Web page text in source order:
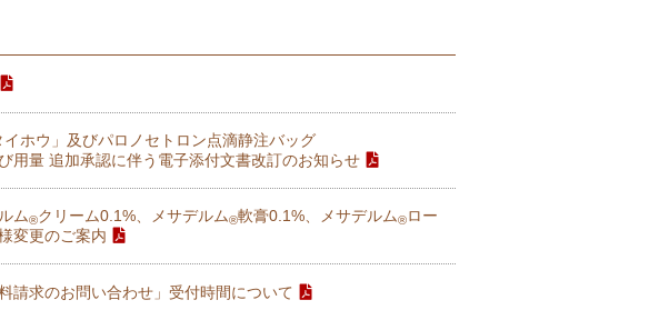
ホウ」及びパロノセトロン点滴静注バッグ
量 追加承認に伴う電子添付文書改訂のお知らせ
ム®クリーム0.1%、メサデルム®軟膏0.1%、メサデルム®ロー
変更のご案内
請求のお問い合わせ」受付時間について